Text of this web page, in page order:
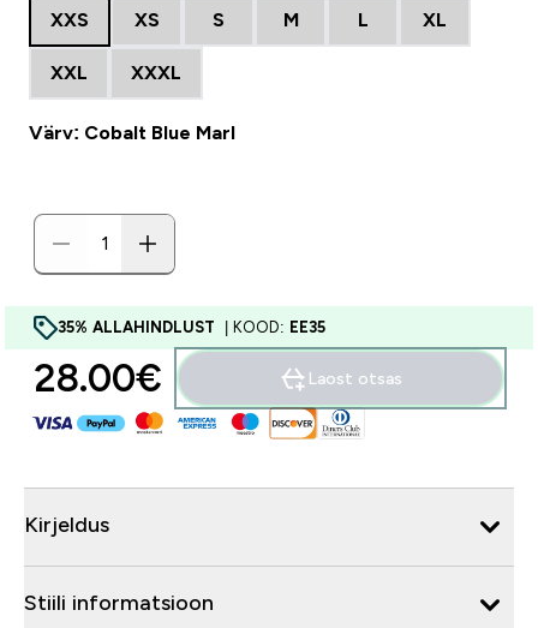
XXS XS S M L XL
XXL XXXL
Värv: Cobalt Blue Marl
35% ALLAHINDLUST | KOOD: EE35
28.00€‎ Laost otsas
Kirjeldus
Stiili informatsioon